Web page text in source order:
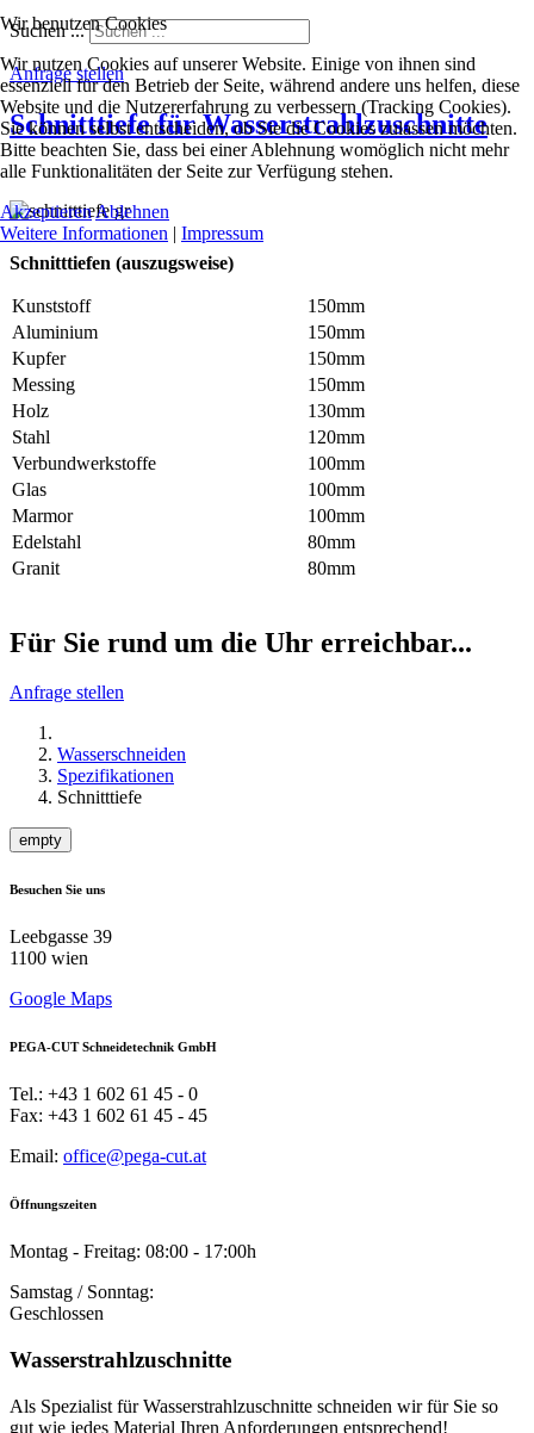
Suchen ...
Anfrage stellen
Schnitttiefe für Wasserstrahlzuschnitte
Schnitttiefen (auszugsweise)
Kunststoff
150mm
Aluminium
150mm
Kupfer
150mm
Messing
150mm
Holz
130mm
Stahl
120mm
Verbundwerkstoffe
100mm
Glas
100mm
Marmor
100mm
Edelstahl
80mm
Granit
80mm
Für Sie rund um die Uhr erreichbar...
Anfrage stellen
Wasserschneiden
Spezifikationen
Schnitttiefe
empty
Besuchen Sie uns
Leebgasse 39
1100 wien
Google Maps
PEGA-CUT Schneidetechnik GmbH
Tel.: +43 1 602 61 45 - 0
Fax: +43 1 602 61 45 - 45
Email: office@pega-cut.at
Öffnungszeiten
Montag - Freitag: 08:00 - 17:00h
Samstag / Sonntag:
Geschlossen
Wasserstrahlzuschnitte
Als Spezialist für Wasserstrahlzuschnitte schneiden wir für Sie so
gut wie jedes Material Ihren Anforderungen entsprechend!
Wir benutzen Cookies
Wir nutzen Cookies auf unserer Website. Einige von ihnen sind
essenziell für den Betrieb der Seite, während andere uns helfen, diese
Website und die Nutzererfahrung zu verbessern (Tracking Cookies).
Sie können selbst entscheiden, ob Sie die Cookies zulassen möchten.
Bitte beachten Sie, dass bei einer Ablehnung womöglich nicht mehr
alle Funktionalitäten der Seite zur Verfügung stehen.
AkzeptierenAblehnen
Weitere Informationen | Impressum